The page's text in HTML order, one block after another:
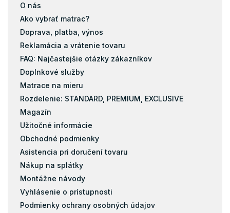
O nás
Ako vybrať matrac?
Doprava, platba, výnos
Reklamácia a vrátenie tovaru
FAQ: Najčastejšie otázky zákazníkov
Doplnkové služby
Matrace na mieru
Rozdelenie: STANDARD, PREMIUM, EXCLUSIVE
Magazín
Užitočné informácie
Obchodné podmienky
Asistencia pri doručení tovaru
Nákup na splátky
Montážne návody
Vyhlásenie o prístupnosti
Podmienky ochrany osobných údajov